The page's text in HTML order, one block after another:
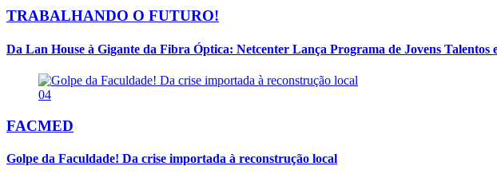
TRABALHANDO O FUTURO!
Da Lan House à Gigante da Fibra Óptica: Netcenter Lança Programa de Jovens Talentos
04
FACMED
Golpe da Faculdade! Da crise importada à reconstrução local